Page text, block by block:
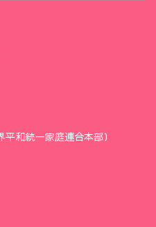
和統一家庭連合本部）